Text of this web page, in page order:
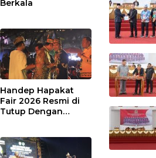
Berkala
Handep Hapakat
Fair 2026 Resmi di
Tutup Dengan